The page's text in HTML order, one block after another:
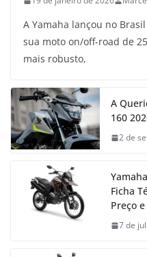
A Yamaha lançou no
sua moto on/off-road de
mais robusto,
A
160
2 de
Ficha
Preço
7 de